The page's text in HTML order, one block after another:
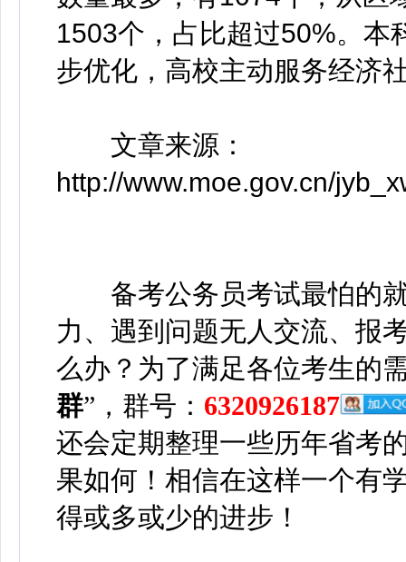
1503个，占比超过50%。本
步优化，高校主动服务经济
文章来源：
http://www.moe.gov.cn/
备考公务员考试最怕的
力、遇到问题无人交流、报
么办？ 为了满足各位考生的
群”，群号： 6320926187
还会定期整理一些历年省考
果如何！相信在这样一个有
得或多或少的进步！